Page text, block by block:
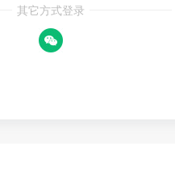
其它方式登录